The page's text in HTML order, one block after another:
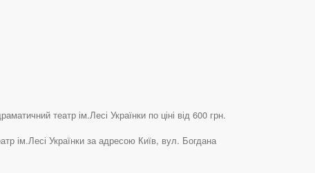
театр ім.Лесі Українки по ціні від 600 грн.
ім.Лесі Українки за адресою Київ, вул. Богдана